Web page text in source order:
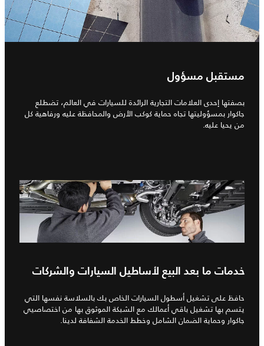
مستقبل مسؤول
بصفتها إحدى العلامات التجارية الرائدة للسيارات في العالم، تضطلع
جاكوار بمسؤوليتها تجاه حماية كوكب الأرض والمحافظة عليه ورفاهية كل
من يحيا عليه.
خدمات ما بعد البيع لأساطيل السيارات والشركات
حافظ على تشغيل أسطول السيارات الخاص بك بالسلاسة نفسها التي
يتسم بها تشغيل باقي أعمالك مع الشبكة الموثوق بها من اختصاصيي
جاكوار وحماية الضمان الشامل وخطط الخدمة الشفافة لدينا.